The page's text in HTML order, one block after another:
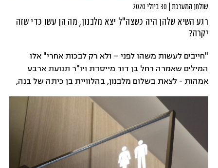
שולחן המערכת | 30 ביולי 2020
רגע השיא שלהן היה כשצה"ל יצא מלבנון, מה הן עשו כדי שזה
יקרה?
"חייבים לעשות משהו לפני – ולא רק לבכות אחרי" אלו
המילים שאמרה רחל בן דור מייסדת ויו"ר תנועת ארבע
אמהות - לצאת בשלום מלבנון, בהלוויית בן כיתה של בנה,
שנהרג באסון המסוקים בפברואר 1997. אותו רגע מר של
שכול בקיבוץ משגב עם הצמוד לגבול, היה הרגע בו החל
למעשה המאבק שלה למען החיים. "הבטחתי לעצמי ולו
שאעשה הכל להפסיק את המוות המיותר הזה".